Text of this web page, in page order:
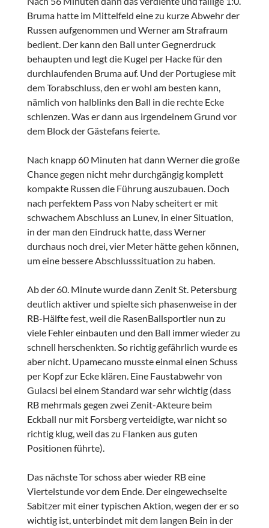
Bruma hatte im Mittelfeld eine zu kurze Abwehr der
Russen aufgenommen und Werner am Strafraum
bedient. Der kann den Ball unter Gegnerdruck
behaupten und legt die Kugel per Hacke für den
durchlaufenden Bruma auf. Und der Portugiese mit
dem Torabschluss, den er wohl am besten kann,
nämlich von halblinks den Ball in die rechte Ecke
schlenzen. Was er dann aus irgendeinem Grund vor
dem Block der Gästefans feierte.
Nach knapp 60 Minuten hat dann Werner die große
Chance gegen nicht mehr durchgängig komplett
kompakte Russen die Führung auszubauen. Doch
nach perfektem Pass von Naby scheitert er mit
schwachem Abschluss an Lunev, in einer Situation,
in der man den Eindruck hatte, dass Werner
durchaus noch drei, vier Meter hätte gehen können,
um eine bessere Abschlusssituation zu haben.
Ab der 60. Minute wurde dann Zenit St. Petersburg
deutlich aktiver und spielte sich phasenweise in der
RB-Hälfte fest, weil die RasenBallsportler nun zu
viele Fehler einbauten und den Ball immer wieder zu
schnell herschenkten. So richtig gefährlich wurde es
aber nicht. Upamecano musste einmal einen Schuss
per Kopf zur Ecke klären. Eine Faustabwehr von
Gulacsi bei einem Standard war sehr wichtig (dass
RB mehrmals gegen zwei Zenit-Akteure beim
Eckball nur mit Forsberg verteidigte, war nicht so
richtig klug, weil das zu Flanken aus guten
Positionen führte).
Das nächste Tor schoss aber wieder RB eine
Viertelstunde vor dem Ende. Der eingewechselte
Sabitzer mit einer typischen Aktion, wegen der er so
wichtig ist, unterbindet mit dem langen Bein in der